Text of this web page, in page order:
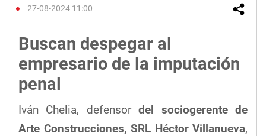
27-08-2024 11:00
Buscan despegar al
empresario de la imputación
penal
Iván Chelia, defensordel sociogerente de
Arte Construcciones, SRL Héctor Villanueva,